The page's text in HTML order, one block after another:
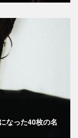
なった40枚の名